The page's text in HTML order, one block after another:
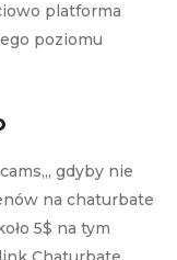
platforma
poziomu
gdyby nie
na chaturbate
5$ na tym